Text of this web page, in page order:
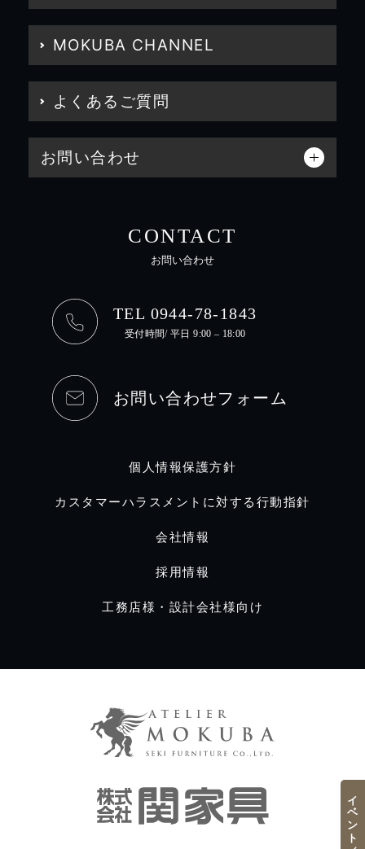
MOKUBA CHANNEL
よくあるご質問
お問い合わせ
CONTACT
お問い合わせ
TEL 0944-78-1843
受付時間/ 平日 9:00 – 18:00
お問い合わせフォーム
個人情報保護方針
カスタマーハラスメントに対する行動指針
会社情報
採用情報
工務店様・設計会社様向け